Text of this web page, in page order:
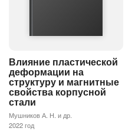
Влияние пластической
деформации на
структуру и магнитные
свойства корпусной
стали
Мушников А. Н. и др.
2022 год